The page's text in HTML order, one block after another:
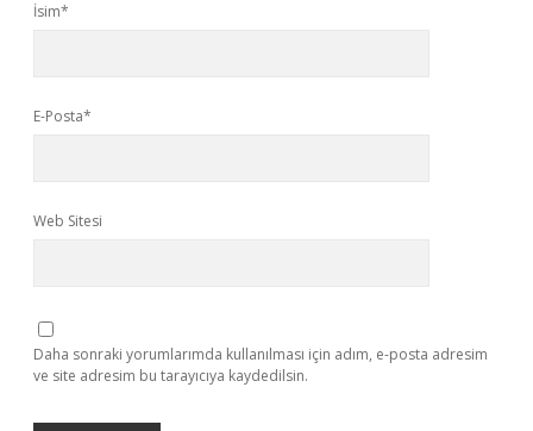
İsim*
E-Posta*
Web Sitesi
Daha sonraki yorumlarımda kullanılması için adım, e-posta adresim
ve site adresim bu tarayıcıya kaydedilsin.